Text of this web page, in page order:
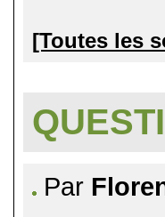
[Toutes les
Par